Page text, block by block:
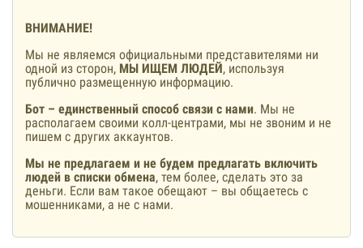
ВНИМАНИЕ!
Мы не являемся официальными представителями ни
одной из сторон, МЫ ИЩЕМ ЛЮДЕЙ, используя
публично размещенную информацию.
Бот – единственный способ связи с нами. Мы не
располагаем своими колл-центрами, мы не звоним и не
пишем с других аккаунтов.
Мы не предлагаем и не будем предлагать включить
людей в списки обмена, тем более, сделать это за
деньги. Если вам такое обещают – вы общаетесь с
мошенниками, а не с нами.